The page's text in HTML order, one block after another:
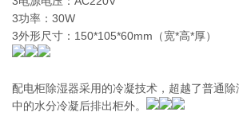
3功率：30W
3外形尺寸：150*105*60mm（宽*高*厚）
配电柜除湿器采用的冷凝技术，超越了普通
中的水分冷凝后排出柜外。